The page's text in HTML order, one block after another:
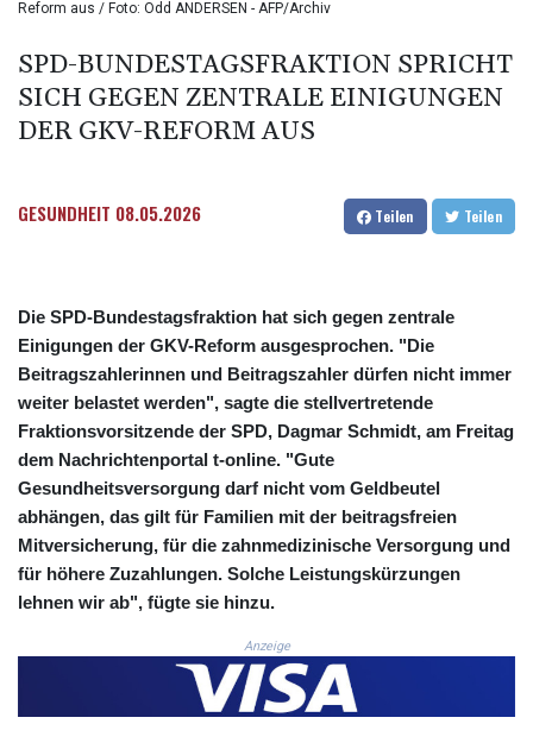
CAD 1.61333
2615.761404
CHF 0.93588
CLF 0.026829
CNY 7.801146
CNH 7.796152
CUP 30.637594
CVE 110.26363
CZK 24.258158
DJF 205.267449
DKK 7.477932
DOP 67.289164
DZD 152.967099
EGP 57.380687
ERN 17.342035
ETB 186.049588
GBP 0.858527
GEL 3.017966
GGP 0.8566
GHS 13.526832
Reform aus / Foto: Odd ANDERSEN - AFP/Archiv
SPD-BUNDESTAGSFRAKTION SPRICHT
SICH GEGEN ZENTRALE EINIGUNGEN
DER GKV-REFORM AUS
GESUNDHEIT 08.05.2026 Teilen Teilen
Die SPD-Bundestagsfraktion hat sich gegen zentrale
Einigungen der GKV-Reform ausgesprochen. "Die
Beitragszahlerinnen und Beitragszahler dürfen nicht immer
weiter belastet werden", sagte die stellvertretende
Fraktionsvorsitzende der SPD, Dagmar Schmidt, am Freitag
dem Nachrichtenportal t-online. "Gute
Gesundheitsversorgung darf nicht vom Geldbeutel
abhängen, das gilt für Familien mit der beitragsfreien
Mitversicherung, für die zahnmedizinische Versorgung und
für höhere Zuzahlungen. Solche Leistungskürzungen
lehnen wir ab", fügte sie hinzu.
Anzeige